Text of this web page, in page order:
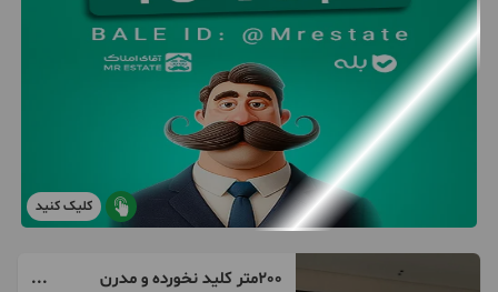
کلیک کنید
200متر کلید نخورده و مدرن